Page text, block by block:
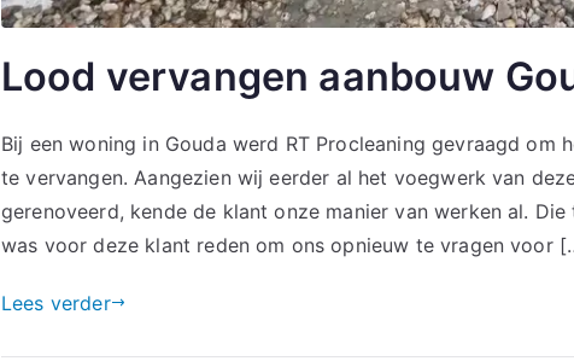
Lood vervangen aanbouw
Bij een woning in Gouda werd RT Procleaning gevraagd om
te vervangen. Aangezien wij eerder al het voegwerk van
gerenoveerd, kende de klant onze manier van werken al.
was voor deze klant reden om ons opnieuw te vragen voor
Lees verder